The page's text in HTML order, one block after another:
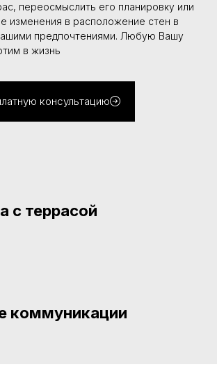
переосмыслить его планировку или
изменения в расположение стен в
предпочтениями. Любую Вашу
в жизнь
консультацию
с террасой
коммуникации